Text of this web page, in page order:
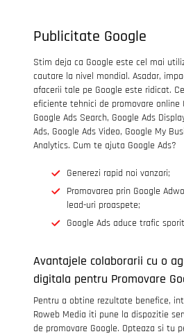
Publicitate Google
Stim deja ca Google este cel mai
cautare la nivel mondial. Asadar,
afacerii tale pe Google este ridicat.
eficiente tehnici de promovare online
Google Ads Search, Google Ads
Ads, Google Ads Video, Google My
Analytics. Cum te ajuta Google Ads?
Generezi rapid noi vanzari;
Promovarea prin Google
lead-uri proaspete;
Google Ads aduce trafic
Avantajele colaborarii cu o
digitala pentru Promovare
Pentru a obtine rezultate benefice,
Roweb Media iti pune la dispozitie
de promovare Google. Opteaza si tu